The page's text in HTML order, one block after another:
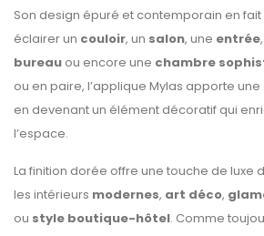
Son design épuré et contemporain en
éclairer un couloir, un salon, une entrée
bureau ou encore une chambre
ou en paire, l’applique Mylas apporte une
en devenant un élément décoratif qui
l’espace.
La finition dorée offre une touche de luxe
les intérieurs modernes, art déco,
ou style boutique-hôtel. Comme